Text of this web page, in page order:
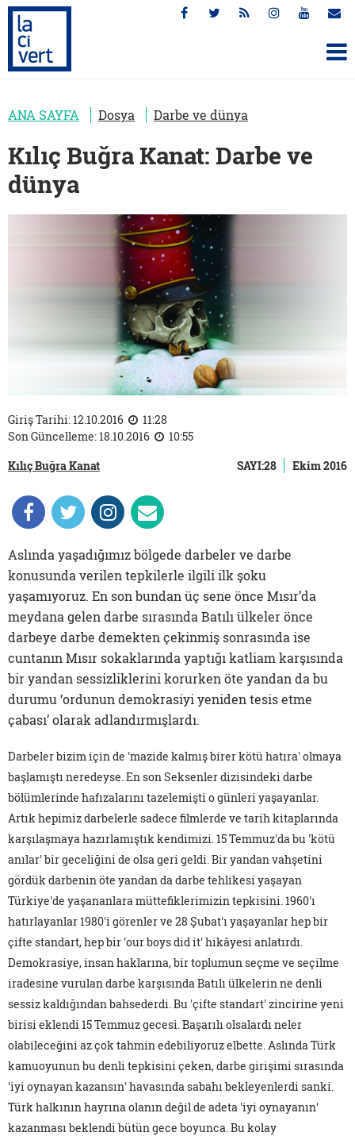
ANA SAYFA Dosya Darbe ve dünya
Kılıç Buğra Kanat: Darbe ve
dünya
Giriş Tarihi: 12.10.2016
11:28
Son Güncelleme: 18.10.2016
10:55
Kılıç Buğra Kanat
SAYI:28 Ekim 2016
Aslında yaşadığımız bölgede darbeler ve darbe
konusunda verilen tepkilerle ilgili ilk şoku
yaşamıyoruz. En son bundan üç sene önce Mısır’da
meydana gelen darbe sırasında Batılı ülkeler önce
darbeye darbe demekten çekinmiş sonrasında ise
cuntanın Mısır sokaklarında yaptığı katliam karşısında
bir yandan sessizliklerini korurken öte yandan da bu
durumu ‘ordunun demokrasiyi yeniden tesis etme
çabası’ olarak adlandırmışlardı.
Darbeler bizim için de 'mazide kalmış birer kötü hatıra' olmaya
başlamıştı neredeyse. En son Seksenler dizisindeki darbe
bölümlerinde hafızalarını tazelemişti o günleri yaşayanlar.
Artık hepimiz darbelerle sadece filmlerde ve tarih kitaplarında
karşılaşmaya hazırlamıştık kendimizi. 15 Temmuz'da bu 'kötü
anılar' bir geceliğini de olsa geri geldi. Bir yandan vahşetini
gördük darbenin öte yandan da darbe tehlikesi yaşayan
Türkiye'de yaşananlara müttefiklerimizin tepkisini. 1960'ı
hatırlayanlar 1980'i görenler ve 28 Şubat'ı yaşayanlar hep bir
çifte standart, hep bir 'our boys did it' hikâyesi anlatırdı.
Demokrasiye, insan haklarına, bir toplumun seçme ve seçilme
iradesine vurulan darbe karşısında Batılı ülkelerin ne denli
sessiz kaldığından bahsederdi. Bu 'çifte standart' zincirine yeni
birisi eklendi 15 Temmuz gecesi. Başarılı olsalardı neler
olabileceğini az çok tahmin edebiliyoruz elbette. Aslında Türk
kamuoyunun bu denli tepkisini çeken, darbe girişimi sırasında
'iyi oynayan kazansın' havasında sabahı bekleyenlerdi sanki.
Türk halkının hayrına olanın değil de adeta 'iyi oynayanın'
kazanması beklendi bütün gece boyunca. Bu kolay